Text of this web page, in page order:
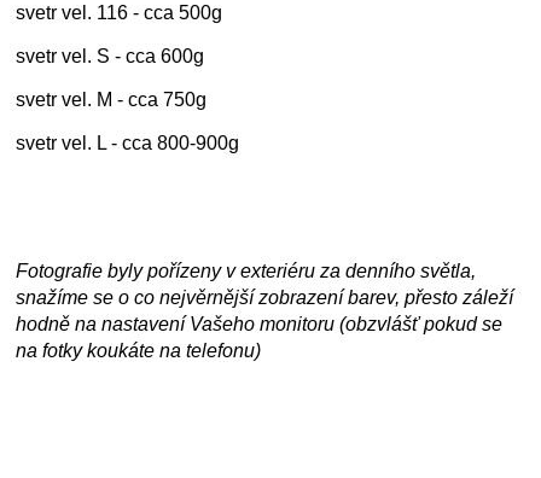
svetr vel. 116 - cca 500g
svetr vel. S - cca 600g
svetr vel. M - cca 750g
svetr vel. L - cca 800-900g
Fotografie byly pořízeny v exteriéru za denního světla,
snažíme se o co nejvěrnější zobrazení barev, přesto záleží
hodně na nastavení Vašeho monitoru (obzvlášť pokud se
na fotky koukáte na telefonu)